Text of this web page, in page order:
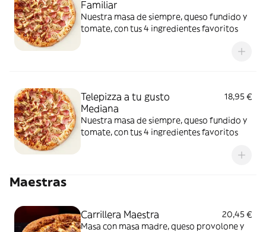
Familiar
Nuestra masa de siempre, queso fundido y
tomate, con tus 4 ingredientes favoritos
Telepizza a tu gusto
Mediana
18,95 €
Nuestra masa de siempre, queso fundido y
tomate, con tus 4 ingredientes favoritos
Maestras
Carrillera Maestra
20,45 €
Masa con masa madre, queso provolone y